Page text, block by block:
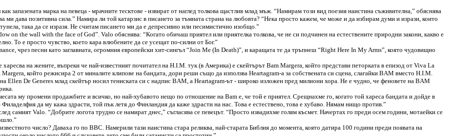
запазената марка на певеца - мрачните тесктове - извират от наглед толкова щастлив млад мъж. “Намирам този вид поезия наистина съживителна,” обяснява
ми дава позитивна сила.” Намира ли той катарзис в писането за тъмната страна на любовта? “Нека просто кажем, че може и да избирам думи и изрази, които
така да се изразя. Не считам писането ми да е депресивно или песимистично изобщо.”
on the wall with the face of God”. Valo обяснява: “Когато обичаш приятел или приятелка толкова, че не си подчинен на естествените природни закони, какво е
То е просто чувство, което кара влюбените да се усещат по-силни от Бог.”
чрез песни като заглавната, огромния европейски хит-сингъл “Join Me (In Death)”, и каращата те да тръпнеш “Right Here In My Arms”, която чудовищно
на жените, въпреки че най-известният почитател на H.I.M. тук (в Америка) е скейтърът Bam Margera, който представи петорката в епизод от Viva La
който режисира 2 от миналите клипове на бандата, дори реши също да използва Нeartagram-a за собствената си сцена, слагайки BAM вместо H.I.M.
Ellen De Generes млад скейтър носил тениската си с надпис BAM, а Нeartagram-ът - широко изложен пред милиони хора. Не е чудно, че феновете на BAM
му промени продажбите и всичко, но най-хубавото нещо по отношение на Bam е, че той е приятел. Срещнахме го, когато той хареса бандата и дойде в
да му кажа здрасти, той пък летя до Финландия да каже здрасти на нас. Това е естествено, това е хубаво. Нямам нищо против.”
самият Valo. “Добрите логота трудно се намират днес,” съгласява се певецът. “Просто извадихме голям късмет. Hачертах го преди осем години, мотаейки се
число? Даваха го по BBC. Намерили тази наистина стара реликва, най-старата Библия до момента, която датира 100 години преди появата на